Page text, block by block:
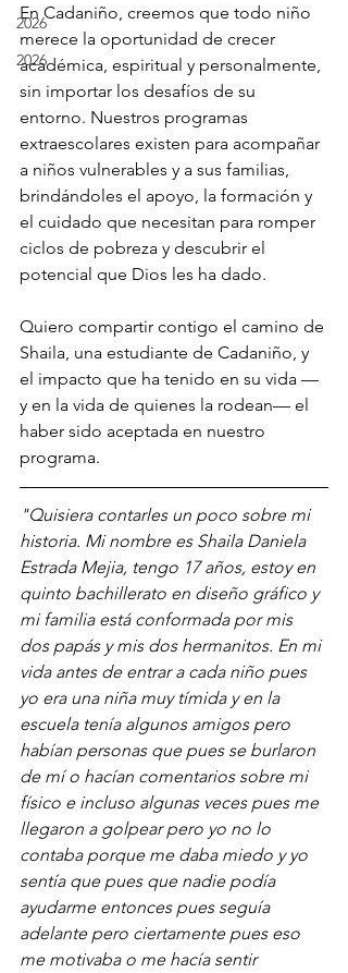
2026
2026
En Cadaniño, creemos que todo niño
merece la oportunidad de crecer
académica, espiritual y personalmente,
sin importar los desafíos de su
entorno. Nuestros programas
extraescolares existen para acompañar
a niños vulnerables y a sus familias,
brindándoles el apoyo, la formación y
el cuidado que necesitan para romper
ciclos de pobreza y descubrir el
potencial que Dios les ha dado.
Quiero compartir contigo el camino de
Shaila, una estudiante de Cadaniño, y
el impacto que ha tenido en su vida —
y en la vida de quienes la rodean— el
haber sido aceptada en nuestro
programa.
"Quisiera contarles un poco sobre mi
historia. Mi nombre es Shaila Daniela
Estrada Mejia, tengo 17 años, estoy en
quinto bachillerato en diseño gráfico y
mi familia está conformada por mis
dos papás y mis dos hermanitos. En mi
vida antes de entrar a cada niño pues
yo era una niña muy tímida y en la
escuela tenía algunos amigos pero
habían personas que pues se burlaron
de mí o hacían comentarios sobre mi
físico e incluso algunas veces pues me
llegaron a golpear pero yo no lo
contaba porque me daba miedo y yo
sentía que pues que nadie podía
ayudarme entonces pues seguía
adelante pero ciertamente pues eso
me motivaba o me hacía sentir